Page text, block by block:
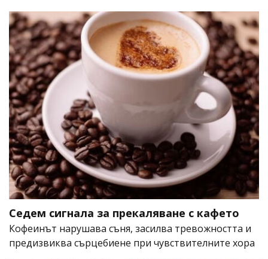
Седем сигнала за прекаляване с кафето
Кофеинът нарушава съня, засилва тревожността и
предизвиква сърцебиене при чувствителните хора